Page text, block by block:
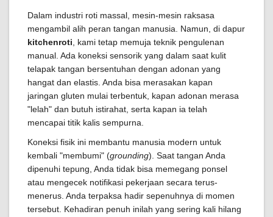
Dalam industri roti massal, mesin-mesin raksasa
mengambil alih peran tangan manusia. Namun, di dapur
kitchenroti , kami tetap memuja teknik pengulenan
manual. Ada koneksi sensorik yang dalam saat kulit
telapak tangan bersentuhan dengan adonan yang
hangat dan elastis. Anda bisa merasakan kapan
jaringan gluten mulai terbentuk, kapan adonan merasa
"lelah" dan butuh istirahat, serta kapan ia telah
mencapai titik kalis sempurna.
Koneksi fisik ini membantu manusia modern untuk
kembali "membumi" (grounding). Saat tangan Anda
dipenuhi tepung, Anda tidak bisa memegang ponsel
atau mengecek notifikasi pekerjaan secara terus-
menerus. Anda terpaksa hadir sepenuhnya di momen
tersebut. Kehadiran penuh inilah yang sering kali hilang